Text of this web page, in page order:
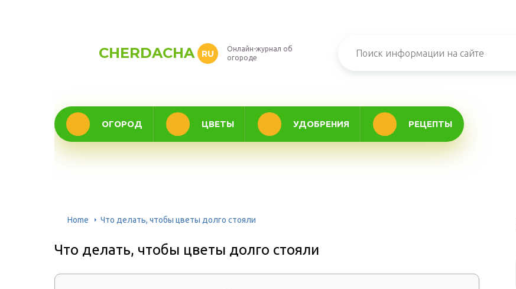
CHERDACHA RU
Онлайн-журнал об
огороде
ОГОРОД ЦВЕТЫ УДОБРЕНИЯ РЕЦЕПТЫ
Home Что делать, чтобы цветы долго стояли
Что делать, чтобы цветы долго стояли